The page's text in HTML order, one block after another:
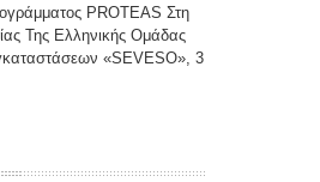
PROTEAS Στη
Της Ελληνικής Ομάδας
«SEVESO», 3